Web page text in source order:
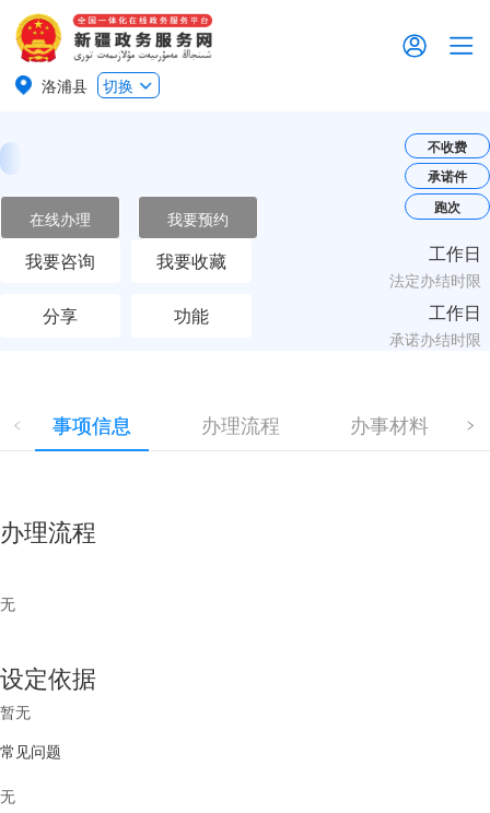
洛浦县 切换
在线办理 我要预约
我要咨询 我要收藏
分享 功能
不收费
承诺件
跑次
工作日
法定办结时限
工作日
承诺办结时限
事项信息 办理流程 办事材料
办理流程
无
设定依据
暂无
常见问题
无